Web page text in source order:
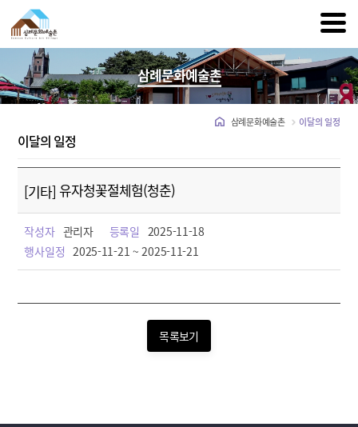
삼례문화예술촌
삼례문화예술촌 이달의 일정
이달의 일정
[기타] 유자청꽃절체험(청춘)
작성자 관리자 등록일 2025-11-18
행사일정 2025-11-21 ~ 2025-11-21
목록보기